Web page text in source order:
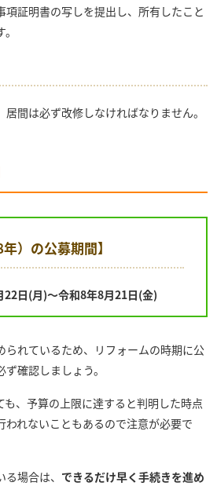
項証明書の写しを提出し、所有したこと
間は必ず改修しなければなりません。
）の公募期間】
日(月)～令和8年8月21日(金)
られているため、リフォームの時期に公
確認しましょう。
も、予算の上限に達すると判明した時点
われないこともあるので注意が必要で
場合は、 できるだけ早く手続きを進め